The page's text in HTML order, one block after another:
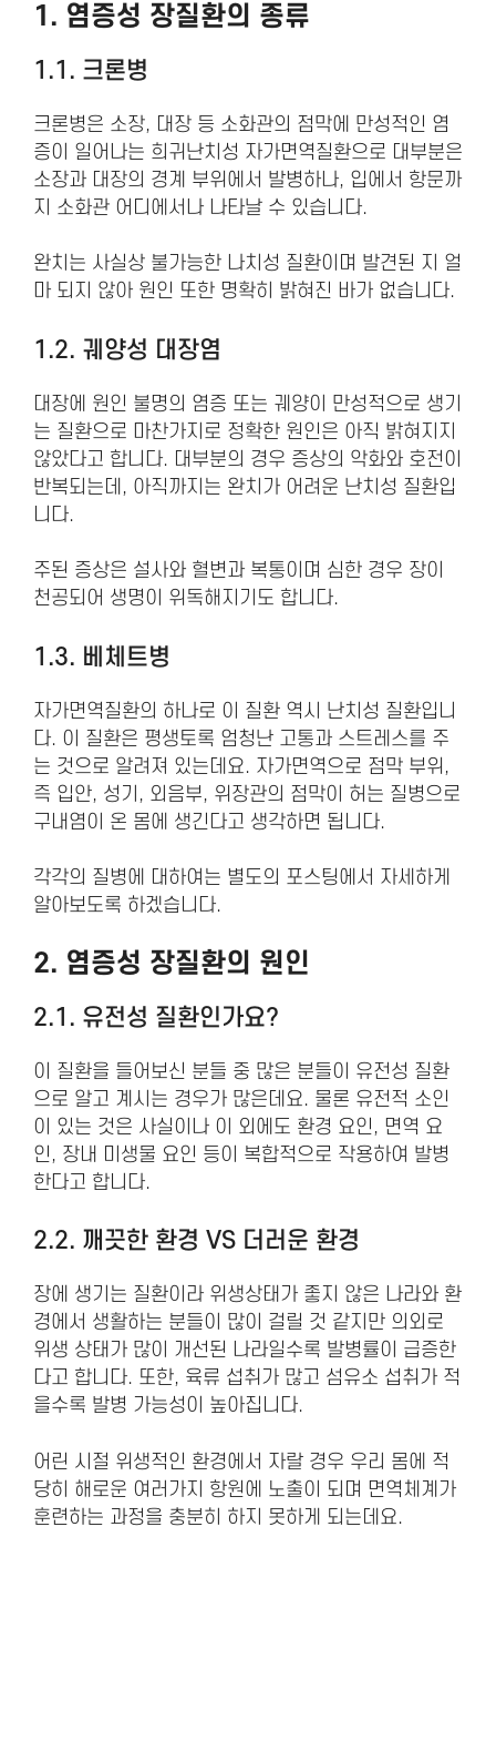
1. 염증성 장질환의 종류
1.1. 크론병
크론병은 소장, 대장 등 소화관의 점막에 만성적인 염
증이 일어나는 희귀난치성 자가면역질환으로 대부분은
소장과 대장의 경계 부위에서 발병하나, 입에서 항문까
지 소화관 어디에서나 나타날 수 있습니다.
완치는 사실상 불가능한 나치성 질환이며 발견된 지 얼
마 되지 않아 원인 또한 명확히 밝혀진 바가 없습니다.
1.2. 궤양성 대장염
대장에 원인 불명의 염증 또는 궤양이 만성적으로 생기
는 질환으로 마찬가지로 정확한 원인은 아직 밝혀지지
않았다고 합니다. 대부분의 경우 증상의 악화와 호전이
반복되는데, 아직까지는 완치가 어려운 난치성 질환입
니다.
주된 증상은 설사와 혈변과 복통이며 심한 경우 장이
천공되어 생명이 위독해지기도 합니다.
1.3. 베체트병
자가면역질환의 하나로 이 질환 역시 난치성 질환입니
다. 이 질환은 평생토록 엄청난 고통과 스트레스를 주
는 것으로 알려져 있는데요. 자가면역으로 점막 부위,
즉 입안, 성기, 외음부, 위장관의 점막이 허는 질병으로
구내염이 온 몸에 생긴다고 생각하면 됩니다.
각각의 질병에 대하여는 별도의 포스팅에서 자세하게
알아보도록 하겠습니다.
2. 염증성 장질환의 원인
2.1. 유전성 질환인가요?
이 질환을 들어보신 분들 중 많은 분들이 유전성 질환
으로 알고 계시는 경우가 많은데요. 물론 유전적 소인
이 있는 것은 사실이나 이 외에도 환경 요인, 면역 요
인, 장내 미생물 요인 등이 복합적으로 작용하여 발병
한다고 합니다.
2.2. 깨끗한 환경 VS 더러운 환경
장에 생기는 질환이라 위생상태가 좋지 않은 나라와 환
경에서 생활하는 분들이 많이 걸릴 것 같지만 의외로
위생 상태가 많이 개선된 나라일수록 발병률이 급증한
다고 합니다. 또한, 육류 섭취가 많고 섬유소 섭취가 적
을수록 발병 가능성이 높아집니다.
어린 시절 위생적인 환경에서 자랄 경우 우리 몸에 적
당히 해로운 여러가지 항원에 노출이 되며 면역체계가
훈련하는 과정을 충분히 하지 못하게 되는데요.